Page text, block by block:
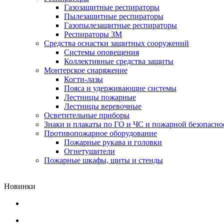
Газозащитные респираторы
Пылезащитные респираторы
Газопылезащитные респираторы
Респираторы ЗМ
Средства оснастки защитных сооружений
Системы оповещения
Коллективные средства защиты
Монтерское снаряжение
Когти-лазы
Пояса и удерживающие системы
Лестницы пожарные
Лестницы веревочные
Осветительные приборы
Знаки и плакаты по ГО и ЧС и пожарной
Противопожарное оборудование
Пожарные рукава и головки
Огнетушители
Пожарные шкафы, щиты и стенды
Новинки